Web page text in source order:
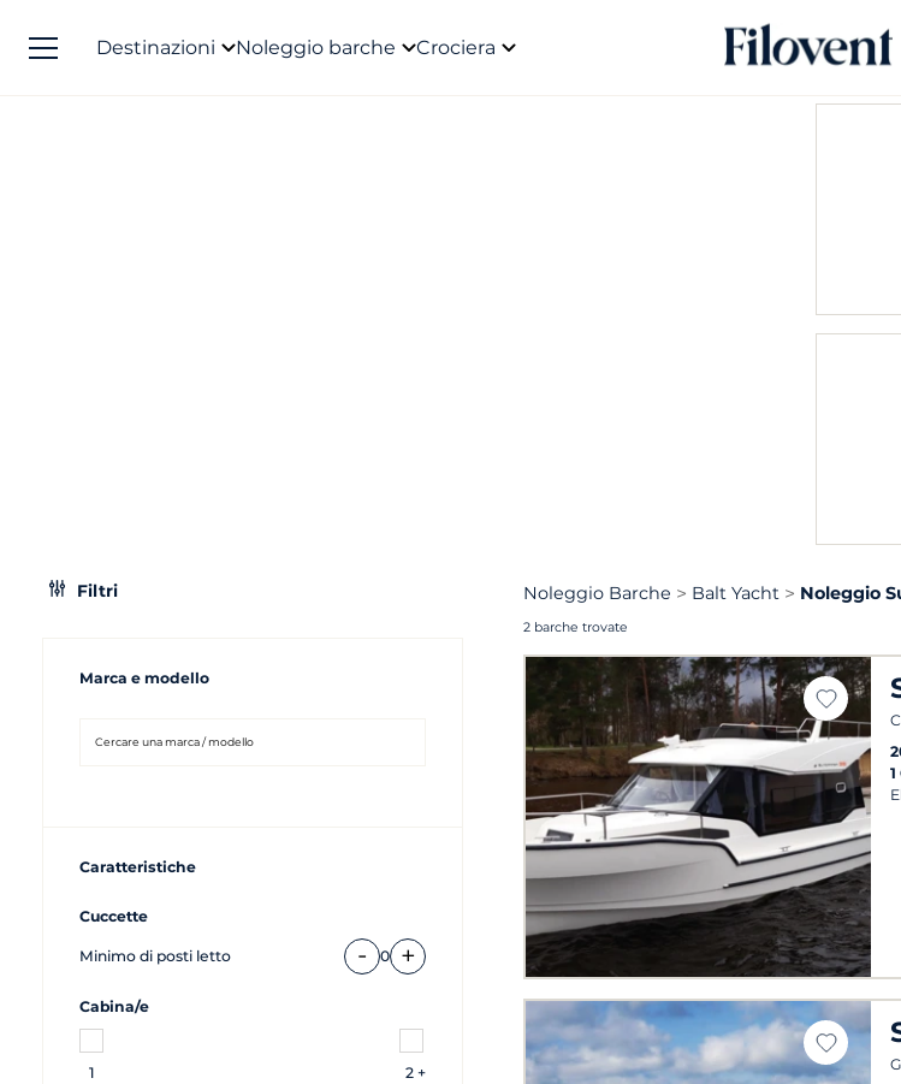
Destinazioni Noleggio barche Crociera
Filtri
Marca e modello
Caratteristiche
Cuccette
Minimo di posti letto - 0 +
Cabina/e
1 2 +
Noleggio Barche Balt Yacht Noleggio
2 barche trovate